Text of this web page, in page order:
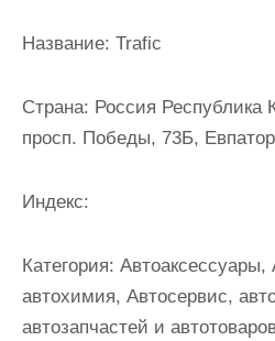
Название: Trafic
Страна: Россия Республика
просп. Победы, 73Б,
Индекс:
Категория: Автоаксессуары,
автохимия, Автосервис,
автозапчастей и